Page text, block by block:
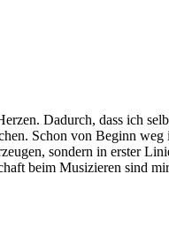
Dadurch, dass ich
Schon von Beginn
sondern in erster
beim Musizieren sind